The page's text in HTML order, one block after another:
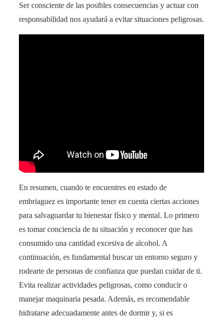
Ser consciente de las posibles consecuencias y actuar con
responsabilidad nos ayudará a evitar situaciones peligrosas.
En resumen, cuando te encuentres en estado de
embriaguez es importante tener en cuenta ciertas acciones
para salvaguardar tu bienestar físico y mental. Lo primero
es tomar conciencia de tu situación y reconocer que has
consumido una cantidad excesiva de alcohol. A
continuación, es fundamental buscar un entorno seguro y
rodearte de personas de confianza que puedan cuidar de ti.
Evita realizar actividades peligrosas, como conducir o
manejar maquinaria pesada. Además, es recomendable
hidratarse adecuadamente antes de dormir y, si es